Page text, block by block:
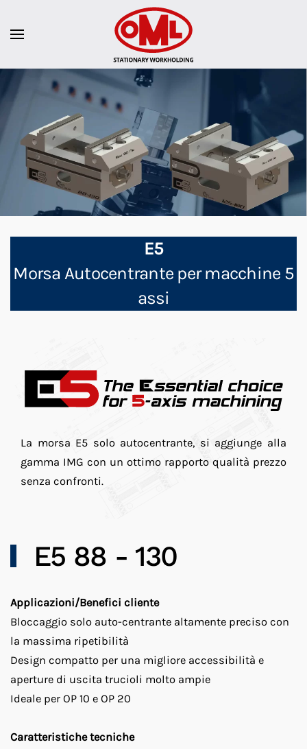
E5
Morsa Autocentrante per macchine 5
assi
La morsa E5 solo autocentrante, si aggiunge alla
gamma IMG con un ottimo rapporto qualità prezzo
senza confronti.
E5 88 - 130
Applicazioni/Benefici cliente
Bloccaggio solo auto-centrante altamente preciso con
la massima ripetibilità
Design compatto per una migliore accessibilità e
aperture di uscita trucioli molto ampie
Ideale per OP 10 e OP 20
Caratteristiche tecniche